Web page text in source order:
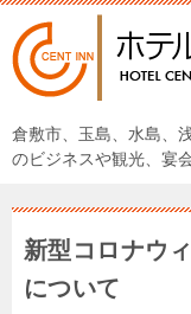
倉敷市、玉島、水島、
のビジネスや観光、宴
新型コロナウ
について